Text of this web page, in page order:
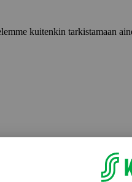
kuitenkin tarkistamaan